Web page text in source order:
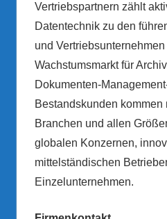
Vertriebspartnern zählt
Datentechnik zu den
und
Wachstumsmarkt für
Dokumenten-
Bestandskunden
Branchen und allen
globalen Konzernen,
mittelständischen
Einzelunternehmen.